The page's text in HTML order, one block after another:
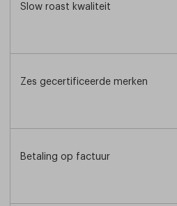
Slow roast kwaliteit
Zes gecertificeerde merken
Betaling op factuur